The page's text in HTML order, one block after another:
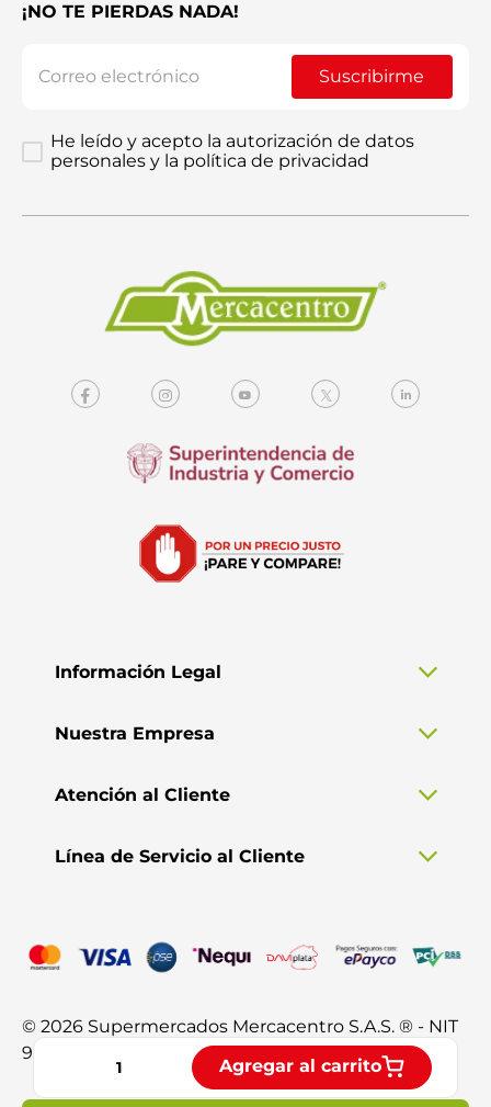
Agregar al carrito
¡NO TE PIERDAS NADA!
Suscribirme
He leído y acepto la autorización de datos
personales y la política de privacidad
Información Legal
Nuestra Empresa
Atención al Cliente
Línea de Servicio al Cliente
© 2026 Supermercados Mercacentro S.A.S. ® - NIT
901.370.428-3. Todos los derechos reservados.